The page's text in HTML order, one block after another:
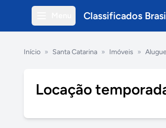
Classificados
Início » Santa Catarina » Imóveis »
Locação